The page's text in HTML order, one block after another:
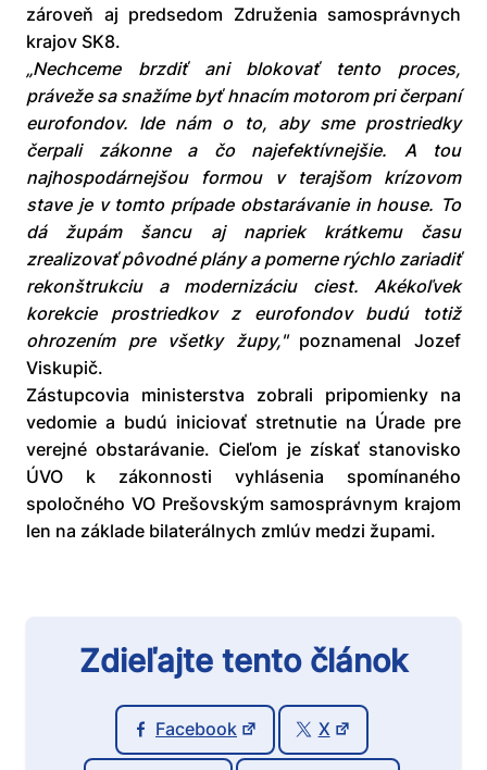
zároveň aj predsedom Združenia samosprávnych
krajov SK8.
„Nechceme brzdiť ani blokovať tento proces,
práveže sa snažíme byť hnacím motorom pri čerpaní
eurofondov. Ide nám o to, aby sme prostriedky
čerpali zákonne a čo najefektívnejšie. A tou
najhospodárnejšou formou v terajšom krízovom
stave je v tomto prípade obstarávanie in house. To
dá župám šancu aj napriek krátkemu času
zrealizovať pôvodné plány a pomerne rýchlo zariadiť
rekonštrukciu a modernizáciu ciest. Akékoľvek
korekcie prostriedkov z eurofondov budú totiž
ohrozením pre všetky župy,"poznamenal Jozef
Viskupič.
Zástupcovia ministerstva zobrali pripomienky na
vedomie a budú iniciovať stretnutie na Úrade pre
verejné obstarávanie. Cieľom je získať stanovisko
ÚVO k zákonnosti vyhlásenia spomínaného
spoločného VO Prešovským samosprávnym krajom
len na základe bilaterálnych zmlúv medzi župami.
Zdieľajte tento článok
Facebook X